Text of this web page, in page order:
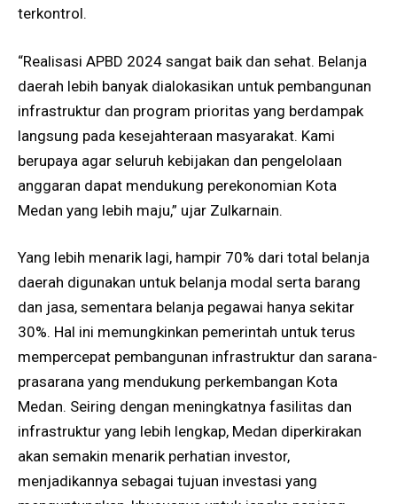
terkontrol.
“Realisasi APBD 2024 sangat baik dan sehat. Belanja
daerah lebih banyak dialokasikan untuk pembangunan
infrastruktur dan program prioritas yang berdampak
langsung pada kesejahteraan masyarakat. Kami
berupaya agar seluruh kebijakan dan pengelolaan
anggaran dapat mendukung perekonomian Kota
Medan yang lebih maju,” ujar Zulkarnain.
Yang lebih menarik lagi, hampir 70% dari total belanja
daerah digunakan untuk belanja modal serta barang
dan jasa, sementara belanja pegawai hanya sekitar
30%. Hal ini memungkinkan pemerintah untuk terus
mempercepat pembangunan infrastruktur dan sarana-
prasarana yang mendukung perkembangan Kota
Medan. Seiring dengan meningkatnya fasilitas dan
infrastruktur yang lebih lengkap, Medan diperkirakan
akan semakin menarik perhatian investor,
menjadikannya sebagai tujuan investasi yang